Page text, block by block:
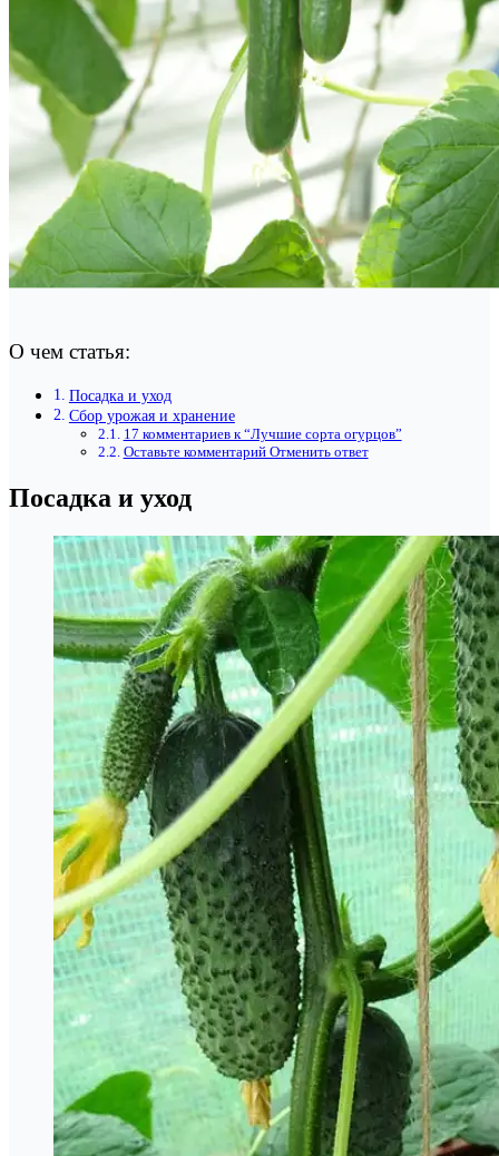
О чем статья:
Посадка и уход
Сбор урожая и хранение
17 комментариев к “Лучшие сорта огурцов”
Оставьте комментарий Отменить ответ
Посадка и уход